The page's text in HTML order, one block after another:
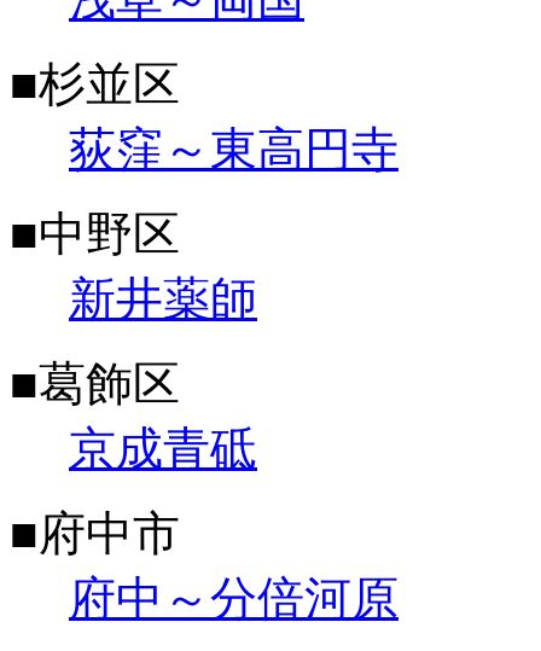
■杉並区
荻窪～東高円寺
■中野区
新井薬師
■葛飾区
京成青砥
■府中市
府中～分倍河原